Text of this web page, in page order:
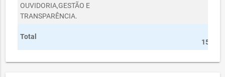
OUVIDORIA,GESTÃO E
TRANSPARÊNCIA.
Total